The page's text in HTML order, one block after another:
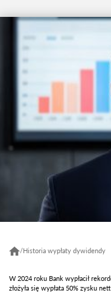
/Historia wypłaty dywidendy
W 2024 roku Bank wypłacił
złożyła się wypłata 50% zysku